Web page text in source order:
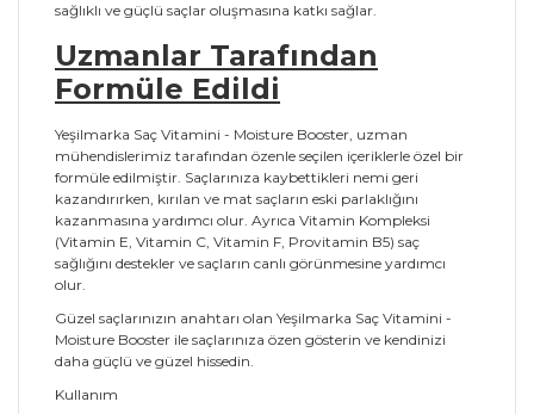
sağlıklı ve güçlü saçlar oluşmasına katkı sağlar.
Uzmanlar Tarafından
Formüle Edildi
Yeşilmarka Saç Vitamini - Moisture Booster, uzman
mühendislerimiz tarafından özenle seçilen içeriklerle özel bir
formüle edilmiştir. Saçlarınıza kaybettikleri nemi geri
kazandırırken, kırılan ve mat saçların eski parlaklığını
kazanmasına yardımcı olur. Ayrıca Vitamin Kompleksi
(Vitamin E, Vitamin C, Vitamin F, Provitamin B5) saç
sağlığını destekler ve saçların canlı görünmesine yardımcı
olur.
Güzel saçlarınızın anahtarı olan Yeşilmarka Saç Vitamini -
Moisture Booster ile saçlarınıza özen gösterin ve kendinizi
daha güçlü ve güzel hissedin.
Kullanım